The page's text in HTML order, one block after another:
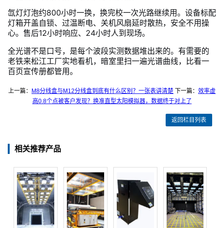
氙灯灯泡约800小时一换，换完校一次光路继续用。设备标配
灯箱开盖自锁、过温断电、关机风扇延时散热，安全不用操
心。售后12小时响应、24小时人到现场。
全光谱不是口号，是每个波段实测数据堆出来的。有需要的
老铁来松江工厂实地看机，暗室里扫一遍光谱曲线，比看一
百页宣传册都管用。
上一篇： M8分线盒与M12分线盒到底有什么区别？一张表讲清楚 下一篇：效率虚
高0.8个点被客户发现？换准直型太阳模拟器，数据终于对上了
返回栏目列表
相关推荐产品